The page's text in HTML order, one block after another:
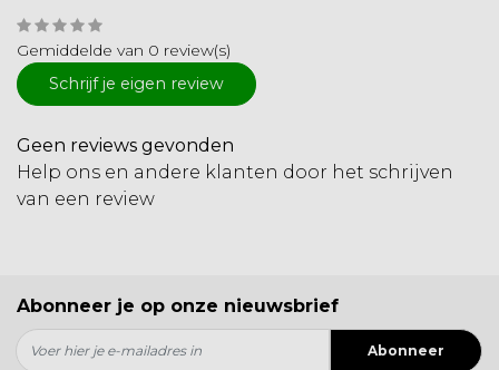
Gemiddelde van 0 review(s)
Schrijf je eigen review
Geen reviews gevonden
Help ons en andere klanten door het schrijven
van een review
Abonneer je op onze nieuwsbrief
Abonneer